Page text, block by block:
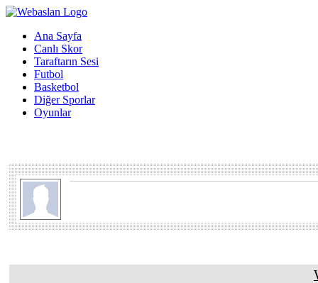
Ana Sayfa
Canlı Skor
Taraftarın Sesi
Futbol
Basketbol
Diğer Sporlar
Oyunlar